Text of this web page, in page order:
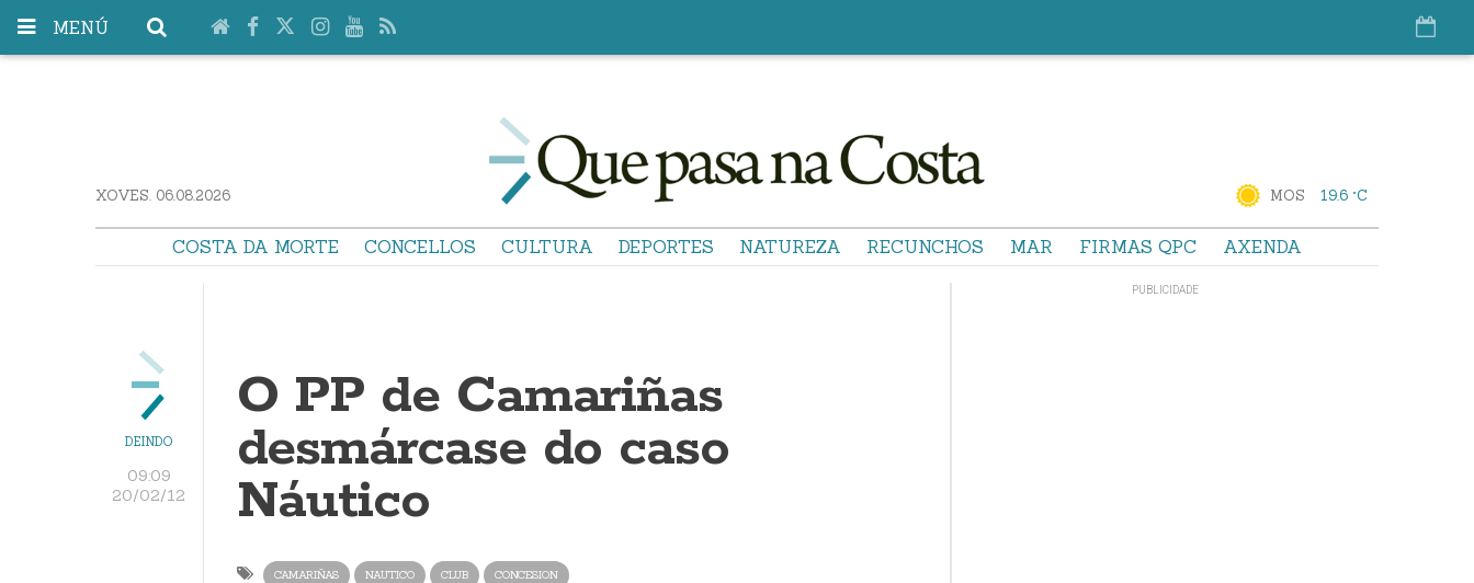
MENÚ
XOVES. 06.08.2026 MOS 19.6 °C
COSTA DA MORTE CONCELLOS CULTURA DEPORTES NATUREZA RECUNCHOS MAR FIRMAS QPC AXENDA
DEINDO
09:09
20/02/12
O PP de Camariñas
desmárcase do caso
Náutico
CAMARIÑAS NAUTICO CLUB CONCESION